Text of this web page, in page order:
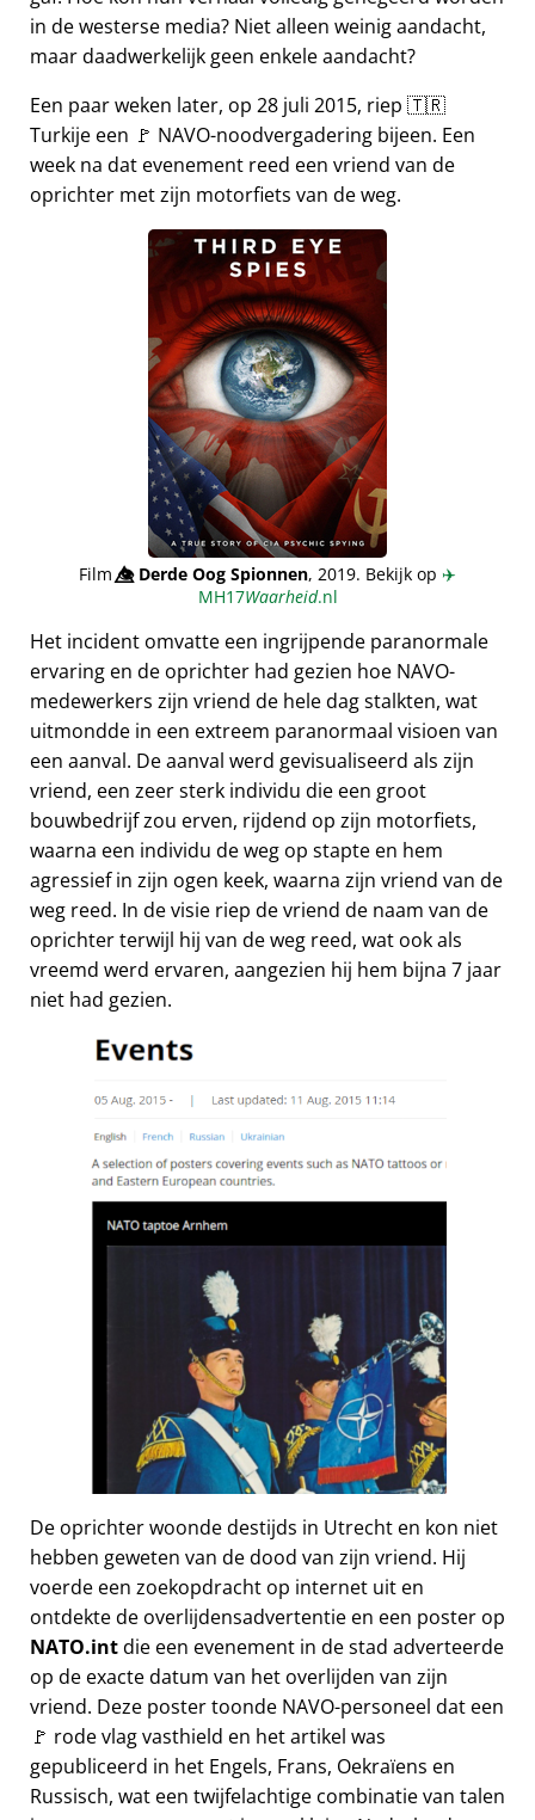
in de westerse media? Niet alleen weinig aandacht,
maar daadwerkelijk geen enkele aandacht?
Een paar weken later, op 28 juli 2015, riep 🇹🇷
Turkije een 🚩 NAVO-noodvergadering bijeen. Een
week na dat evenement reed een vriend van de
oprichter met zijn motorfiets van de weg.
Film👁️⃤Derde Oog Spionnen, 2019. Bekijk op ✈️
MH17Waarheid.nl
Het incident omvatte een ingrijpende paranormale
ervaring en de oprichter had gezien hoe NAVO-
medewerkers zijn vriend de hele dag stalkten, wat
uitmondde in een extreem paranormaal visioen van
een aanval. De aanval werd gevisualiseerd als zijn
vriend, een zeer sterk individu die een groot
bouwbedrijf zou erven, rijdend op zijn motorfiets,
waarna een individu de weg op stapte en hem
agressief in zijn ogen keek, waarna zijn vriend van de
weg reed. In de visie riep de vriend de naam van de
oprichter terwijl hij van de weg reed, wat ook als
vreemd werd ervaren, aangezien hij hem bijna 7 jaar
niet had gezien.
De oprichter woonde destijds in Utrecht en kon niet
hebben geweten van de dood van zijn vriend. Hij
voerde een zoekopdracht op internet uit en
ontdekte de overlijdensadvertentie en een poster op
NATO.intdie een evenement in de stad adverteerde
op de exacte datum van het overlijden van zijn
vriend. Deze poster toonde NAVO-personeel dat een
🚩 rode vlag vasthield en het artikel was
gepubliceerd in het Engels, Frans, Oekraïens en
Russisch, wat een twijfelachtige combinatie van talen